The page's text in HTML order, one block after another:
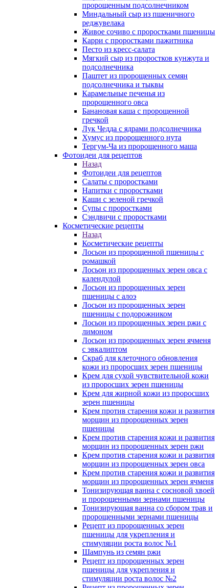
пророщенным подсолнечником
Миндальный сыр из пшеничного
реджувелака
Живое сочиво с проростками пшеницы
Карри с проростками пажитника
Песто из кресс-салата
Мягкий сыр из проростков кунжута и
подсолнечника
Паштет из пророщенных семян
подсолнечника и тыквы
Карамельные печенья из
пророщенного овса
Банановая каша с пророщенной
гречкой
Лук Чедда с ядрами подсолнечника
Хумус из пророщенного нута
Тергум-Ча из пророщенного маша
Фотоидеи для рецептов
Назад
Фотоидеи для рецептов
Салаты с проростками
Напитки с проростками
Каши с зеленой гречкой
Супы с проростками
Сэндвичи с проростками
Косметические рецепты
Назад
Косметические рецепты
Лосьон из пророщенной пшеницы с
ромашкой
Лосьон из пророщенных зерен овса с
календулой
Лосьон из пророщенных зерен
пшеницы с алоэ
Лосьон из пророщенных зерен
пшеницы с подорожником
Лосьон из пророщенных зерен ржи с
лимоном
Лосьон из пророщенных зерен ячменя
с эвкалиптом
Скраб для клеточного обновления
кожи из проросших зерен пшеницы
Крем для сухой чувствительной кожи
из проросших зерен пшеницы
Крем для жирной кожи из проросших
зерен пшеницы
Крем против старения кожи и развития
морщин из пророщенных зерен
пшеницы
Крем против старения кожи и развития
морщин из пророщенных зерен ржи
Крем против старения кожи и развития
морщин из пророщенных зерен овса
Крем против старения кожи и развития
морщин из пророщенных зерен ячменя
Тонизирующая ванна с сосновой хвоей
и пророщенными зернами пшеницы
Тонизирующая ванна со сбором трав и
пророщенными зернами пшеницы
Рецепт из пророщенных зерен
пшеницы для укрепления и
стимуляции роста волос №1
Шампунь из семян ржи
Рецепт из пророщенных зерен
пшеницы для укрепления и
стимуляции роста волос №2